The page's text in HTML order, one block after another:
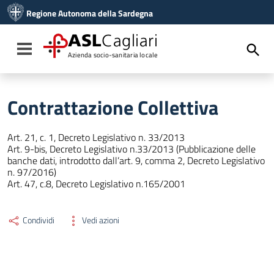
Vai al menu di navigazione
Vai al footer
Regione Autonoma della Sardegna
Toggle navigation
ASLCagliari
Azienda socio-sanitaria locale
Contrattazione Collettiva
Art. 21, c. 1, Decreto Legislativo n. 33/2013
Art. 9-bis, Decreto Legislativo n.33/2013 (Pubblicazione delle
banche dati, introdotto dall’art. 9, comma 2, Decreto Legislativo
n. 97/2016)
Art. 47, c.8, Decreto Legislativo n.165/2001
Condividi Vedi azioni